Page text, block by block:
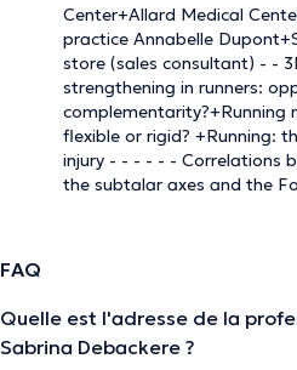
Center+Allard Medical
practice Annabelle
store (sales consultant) - -
strengthening in runners:
flexible or rigid? +Running:
injury - - - - - - Correlations
the subtalar axes and the
FAQ
Quelle est l'adresse de la
Sabrina Debackere ?